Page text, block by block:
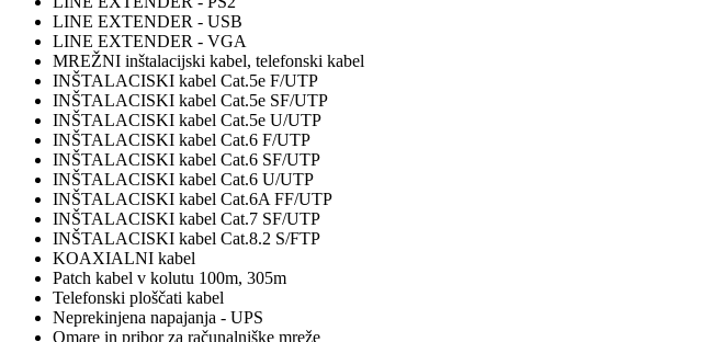
LINE EXTENDER - USB
LINE EXTENDER - VGA
MREŽNI inštalacijski kabel, telefonski kabel
INŠTALACISKI kabel Cat.5e F/UTP
INŠTALACISKI kabel Cat.5e SF/UTP
INŠTALACISKI kabel Cat.5e U/UTP
INŠTALACISKI kabel Cat.6 F/UTP
INŠTALACISKI kabel Cat.6 SF/UTP
INŠTALACISKI kabel Cat.6 U/UTP
INŠTALACISKI kabel Cat.6A FF/UTP
INŠTALACISKI kabel Cat.7 SF/UTP
INŠTALACISKI kabel Cat.8.2 S/FTP
KOAXIALNI kabel
Patch kabel v kolutu 100m, 305m
Telefonski ploščati kabel
Neprekinjena napajanja - UPS
Omare in pribor za računalniške mreže